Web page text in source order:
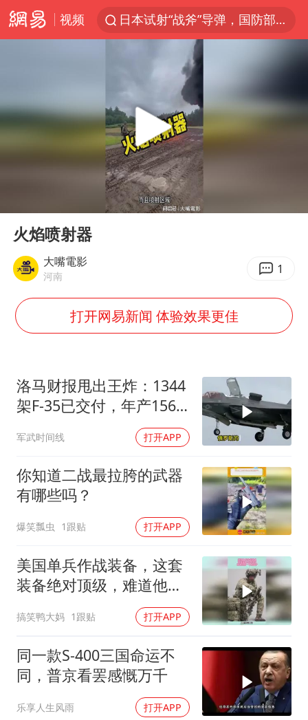
视频
日本试射“战斧”导弹，国防部回应
台风白海豚中心风力增强
向鹏0-3不敌张本智和
“新疆阿勒泰八月能滑雪”不实
刘国正说向鹏打得很窝囊
国防部：中国军队坚决反制任何闹海挑衅图谋
百花奖开幕式
女儿为争财产堵门阻挠父亲出殡
夯实基础开新局
Play
火焰喷射器
大嘴電影
河南 1
打开网易新闻 体验效果更佳
洛马财报甩出王炸：1344
架F-35已交付，年产156
架！美国真“去工业化”
了？
军武时间线 打开APP
你知道二战最拉胯的武器
有哪些吗？
爆笑瓢虫 1跟贴 打开APP
美国单兵作战装备，这套
装备绝对顶级，难道他是
搞笑鸭大妈 1跟贴 打开APP
同一款S-400三国命运不
同，普京看罢感慨万千
乐享人生风雨 打开APP